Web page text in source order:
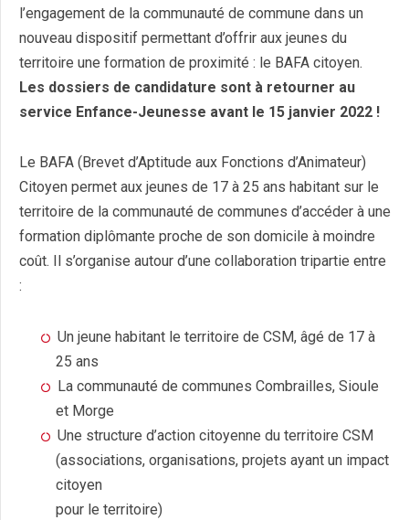
l’engagement de la communauté de commune dans un
nouveau dispositif permettant d’offrir aux jeunes du
territoire une formation de proximité : le BAFA citoyen.
Les dossiers de candidature sont à retourner au
service Enfance-Jeunesse avant le 15 janvier 2022 !
Le BAFA (Brevet d’Aptitude aux Fonctions d’Animateur)
Citoyen permet aux jeunes de 17 à 25 ans habitant sur le
territoire de la communauté de communes d’accéder à une
formation diplômante proche de son domicile à moindre
coût. Il s’organise autour d’une collaboration tripartie entre
:
Un jeune habitant le territoire de CSM, âgé de 17 à
25 ans
La communauté de communes Combrailles, Sioule
et Morge
Une structure d’action citoyenne du territoire CSM
(associations, organisations, projets ayant un impact
citoyen
pour le territoire)